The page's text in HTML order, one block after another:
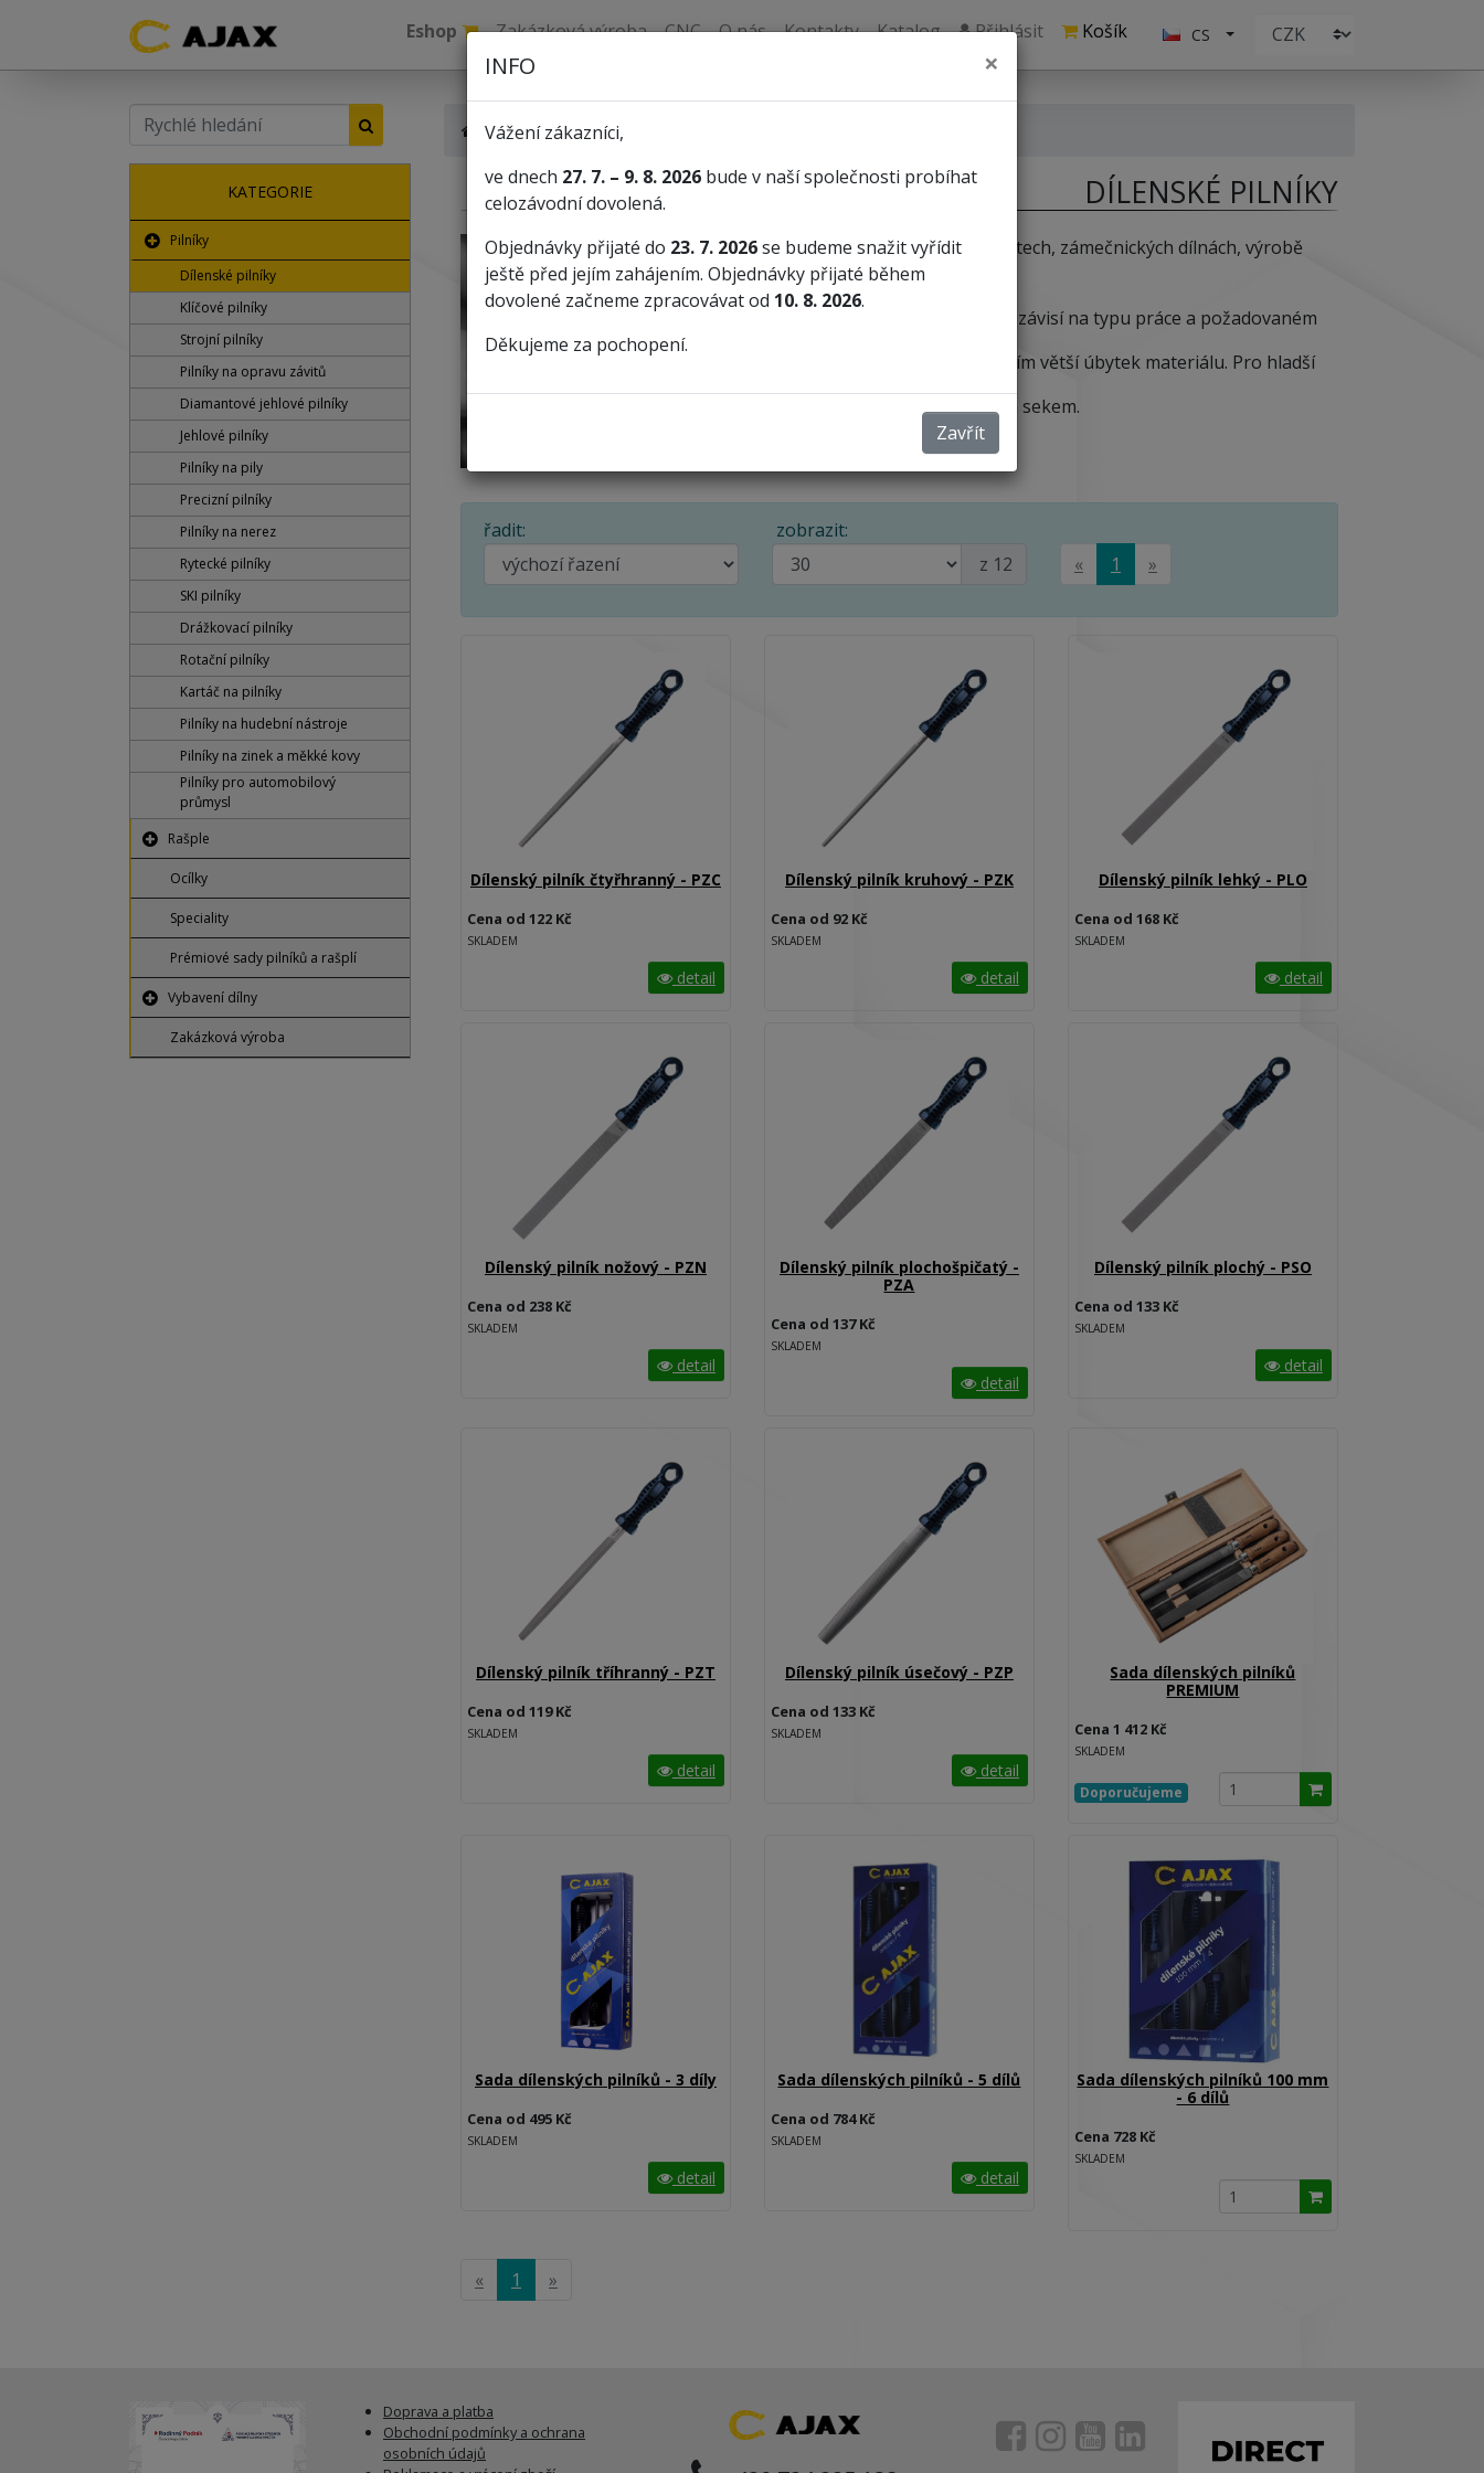
Eshop Zakázková výroba CNC O nás Kontakty Katalog Přihlásit Košík CS
KATEGORIE
Pilníky
Dílenské pilníky
Klíčové pilníky
Strojní pilníky
Pilníky na opravu závitů
Diamantové jehlové pilníky
Jehlové pilníky
Pilníky na pily
Precizní pilníky
Pilníky na nerez
Rytecké pilníky
SKI pilníky
Drážkovací pilníky
Rotační pilníky
Kartáč na pilníky
Pilníky na hudební nástroje
Pilníky na zinek a měkké kovy
Pilníky pro automobilový
průmysl
Rašple
Ocílky
Speciality
Prémiové sady pilníků a rašplí
Vybavení dílny
Zakázková výroba
Dílenské pilníky
DÍLENSKÉ PILNÍKY
Pro běžné potřeby pilování v domácnostech, zámečnických dílnách, výrobě
atd.
Mají křížový sek. Tvar a hrubost pilníku závisí na typu práce a požadovaném
výsledku. Obecně platí, čím hrubší sek, tím větší úbytek materiálu. Pro hladší
povrch by se měl volit pilník s jemnějším sekem.
řadit:
zobrazit:
z 12
« 1 »
Dílenský pilník čtyřhranný - PZC
Cena od 122 Kč
SKLADEM
detail
Dílenský pilník kruhový - PZK
Cena od 92 Kč
SKLADEM
detail
Dílenský pilník lehký - PLO
Cena od 168 Kč
SKLADEM
detail
Dílenský pilník nožový - PZN
Cena od 238 Kč
SKLADEM
detail
Dílenský pilník plochošpičatý -
PZA
Cena od 137 Kč
SKLADEM
detail
Dílenský pilník plochý - PSO
Cena od 133 Kč
SKLADEM
detail
Dílenský pilník tříhranný - PZT
Cena od 119 Kč
SKLADEM
detail
Dílenský pilník úsečový - PZP
Cena od 133 Kč
SKLADEM
detail
Sada dílenských pilníků
PREMIUM
Cena 1 412 Kč
SKLADEM
Doporučujeme
Sada dílenských pilníků - 3 díly
Cena od 495 Kč
SKLADEM
detail
Sada dílenských pilníků - 5 dílů
Cena od 784 Kč
SKLADEM
detail
Sada dílenských pilníků 100 mm
- 6 dílů
Cena 728 Kč
SKLADEM
« 1 »
Doprava a platba
Obchodní podmínky a ochrana
osobních údajů
INFO ×
Vážení zákazníci,
ve dnech 27. 7. – 9. 8. 2026 bude v naší společnosti probíhat
celozávodní dovolená.
Objednávky přijaté do 23. 7. 2026se budeme snažit vyřídit
ještě před jejím zahájením. Objednávky přijaté během
dovolené začneme zpracovávat od 10. 8. 2026.
Děkujeme za pochopení.
Zavřít